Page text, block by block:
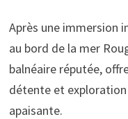
Après une immersion
au bord de la mer
balnéaire réputée,
détente et
apaisante.